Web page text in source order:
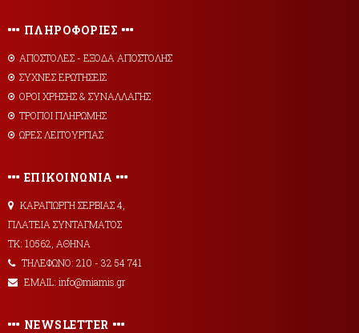
ΠΛΗΡΟΦΟΡΙΕΣ
AΠΟΣΤΟΛΕΣ - ΕΞΟΔΑ ΑΠΟΣΤΟΛΗΣ
ΣΥΧΝΕΣ ΕΡΩΤΗΣΕΙΣ
ΟΡΟΙ ΧΡΗΣΗΣ & ΣΥΝΑΛΛΑΓΗΣ
ΤΡΟΠΟΙ ΠΛΗΡΩΜΗΣ
ΩΡΕΣ ΛΕΙΤΟΥΡΓΙΑΣ
ΕΠΙΚΟΙΝΩΝΙΑ
ΚΑΡΑΓΙΩΡΓΗ ΣΕΡΒΙΑΣ 4,
ΠΛΑΤΕΙΑ ΣΥΝΤΑΓΜΑΤΟΣ
ΤΚ: 10562, ΑΘΗΝΑ
ΤΗΛΕΦΩΝΟ: 210 - 32 54 741
EMAIL: info@miamis.gr
NEWSLETTER